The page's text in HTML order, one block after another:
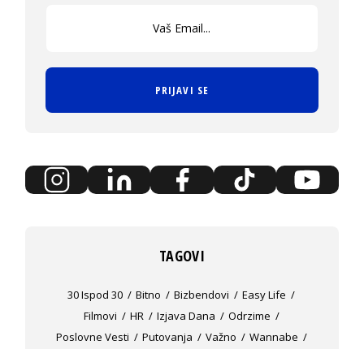
PRIJAVI SE
TAGOVI
30 Ispod 30 Bitno Bizbendovi
Easy Life
Filmovi
HR Izjava Dana
Odrzime
Poslovne Vesti
Putovanja Važno
Wannabe